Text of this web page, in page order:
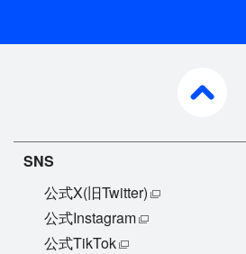
SNS
公式X(旧Twitter)
公式Instagram
公式TikTok